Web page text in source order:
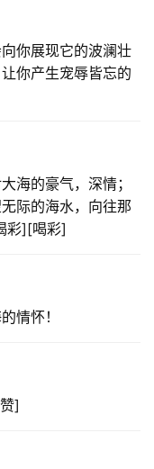
你展现它的波澜壮
你产生宠辱皆忘的
海的豪气，深情；
际的海水，向往那
彩][喝彩]
情怀！
]